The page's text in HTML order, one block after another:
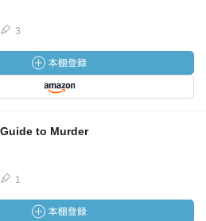
3
to Murder
1